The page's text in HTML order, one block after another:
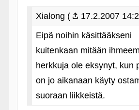
Xialong (
17.2.2007
Eipä noihin käsittääkseni
kuitenkaan mitään
herkkuja ole eksynyt, kun
on jo aikanaan käyty
suoraan liikkeistä.